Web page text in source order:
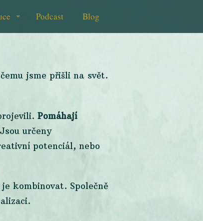
Podcast Blog
jsme přišli na svět.
Pomáhají
Jsou určeny
potenciál, nebo
kombinovat. Společně